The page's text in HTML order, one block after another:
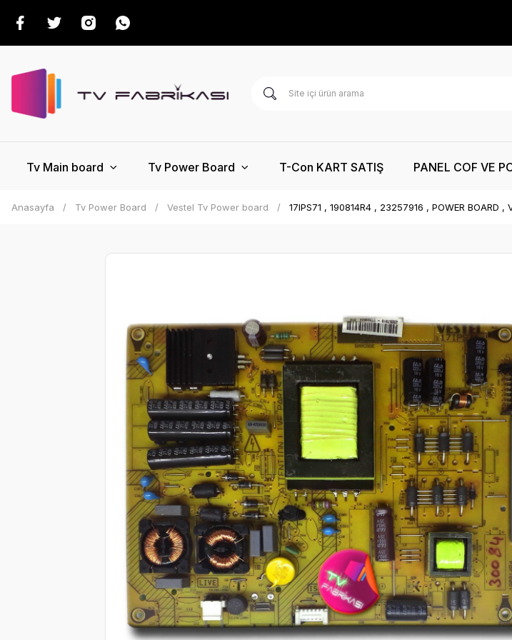
Tv Main board Tv Power Board T-Con KART SATIŞ PANEL COF VE
Anasayfa Tv Power Board Vestel Tv Power board 17IPS71 , 190814R4 , 23257916 , POWER BOARD ,